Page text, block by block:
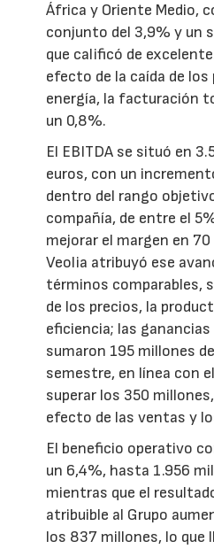
África y Oriente Medio,
conjunto del 3,9% y un
que calificó de
efecto de la caída de los
energía, la facturación
un 0,8%.
El EBITDA se situó en
euros, con un
dentro del rango
compañía, de entre el
mejorar el margen en
Veolia atribuyó ese
términos comparables,
de los precios, la
eficiencia; las
sumaron 195 millones
semestre, en línea con
superar los 350
efecto de las ventas y
El beneficio operativo
un 6,4%, hasta 1.956
mientras que el
atribuible al Grupo
los 837 millones, lo que